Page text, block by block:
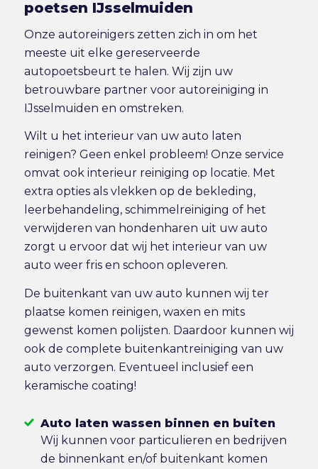
poetsen IJsselmuiden
Onze autoreinigers zetten zich in om het
meeste uit elke gereserveerde
autopoetsbeurt te halen. Wij zijn uw
betrouwbare partner voor autoreiniging in
IJsselmuiden en omstreken.
Wilt u het interieur van uw auto laten
reinigen? Geen enkel probleem! Onze service
omvat ook interieur reiniging op locatie. Met
extra opties als vlekken op de bekleding,
leerbehandeling, schimmelreiniging of het
verwijderen van hondenharen uit uw auto
zorgt u ervoor dat wij het interieur van uw
auto weer fris en schoon opleveren.
De buitenkant van uw auto kunnen wij ter
plaatse komen reinigen, waxen en mits
gewenst komen polijsten. Daardoor kunnen wij
ook de complete buitenkantreiniging van uw
auto verzorgen. Eventueel inclusief een
keramische coating!
Auto laten wassen binnen en buiten
Wij kunnen voor particulieren en bedrijven
de binnenkant en/of buitenkant komen